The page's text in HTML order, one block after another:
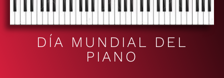
DÍA MUNDIAL DEL
PIANO